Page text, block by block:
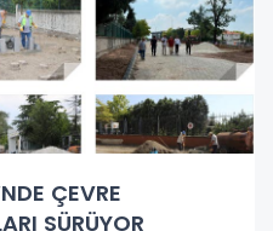
ÇEVRE
SÜRÜYOR